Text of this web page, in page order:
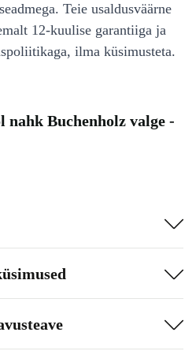
Teie usaldusväärne
12-kuulise garantiiga ja
ilma küsimusteta.
nahk Buchenholz valge -